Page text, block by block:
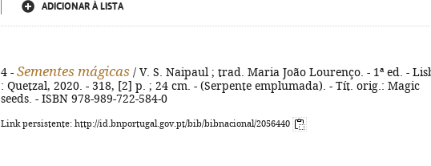
ADICIONAR À LISTA
4 - Sementes mágicas / V. S. Naipaul ; trad. Maria João Lourenço. - 1ª ed. -
: Quetzal, 2020. - 318, [2] p. ; 24 cm. - (Serpente emplumada). - Tít. orig.: Magic
seeds. - ISBN 978-989-722-584-0
Link persistente: http://id.bnportugal.gov.pt/bib/bibnacional/2056440